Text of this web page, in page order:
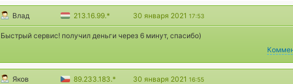
Влад 213.16.99.* 30 января 2021 17:53
Быстрый сервис! получил деньги через 6 минут, спасибо)
Яков 89.233.183.* 30 января 2021 16:55